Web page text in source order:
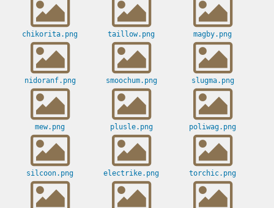
chikorita.png taillow.png magby.png
nidoranf.png smoochum.png slugma.png
mew.png plusle.png poliwag.png
silcoon.png electrike.png torchic.png